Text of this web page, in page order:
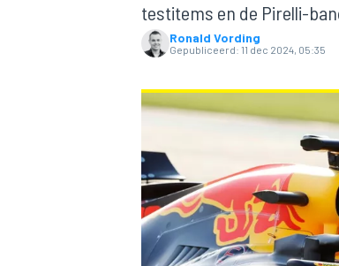
MOTOGP
testitems en de Pirelli-
Ronald Vording
Gepubliceerd: 11 dec 2024, 05:35